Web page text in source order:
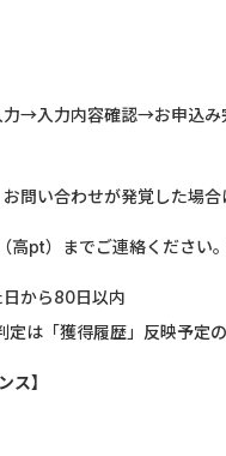
→入力内容確認→お申込
問い合わせが発覚した場
pt）までご連絡ください
から80日以内
「獲得履歴」反映予定の
ス】